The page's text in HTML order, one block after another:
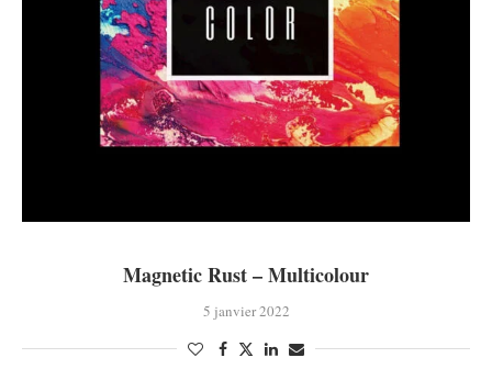
Magnetic Rust – Multicolour
5 janvier 2022